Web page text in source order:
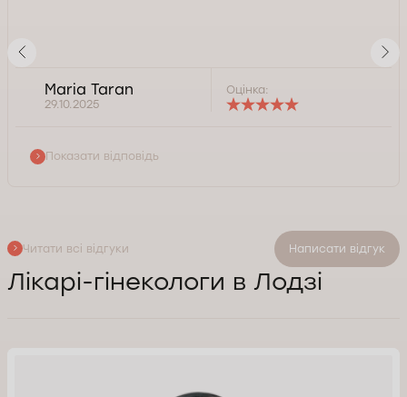
Maria Taran
29.10.2025
Оцінка:
Показати відповідь
Читати всі відгуки Написати відгук
Лікарі-гінекологи в Лодзі